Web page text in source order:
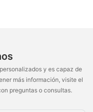
y es capaz de
más información, visite el
preguntas o consultas.